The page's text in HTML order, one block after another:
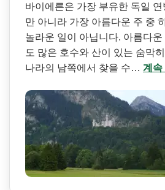
바이에른은 가장 부유한 독일
만 아니라 가장 아름다운 주 중
놀라운 일이 아닙니다. 아름다운
도 많은 호수와 산이 있는 숨막
나라의 남쪽에서 찾을 수… 계속